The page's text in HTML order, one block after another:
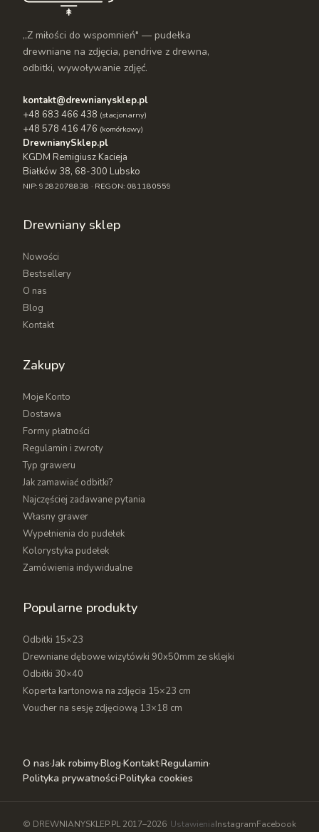
„Z miłości do wspomnień" — pudełka
drewniane na zdjęcia, pendrive z drewna,
odbitki, wywoływanie zdjęć.
kontakt@drewnianysklep.pl
+48 683 466 438 (stacjonarny)
+48 578 416 476 (komórkowy)
DrewnianySklep.pl
KGDM Remigiusz Kacieja
Białków 38, 68-300 Lubsko
NIP: 9282078838 · REGON: 081180559
Drewniany sklep
Nowości
Bestsellery
O nas
Blog
Kontakt
Zakupy
Moje Konto
Dostawa
Formy płatności
Regulamin i zwroty
Typ graweru
Jak zamawiać odbitki?
Najczęściej zadawane pytania
Własny grawer
Wypełnienia do pudełek
Kolorystyka pudełek
Zamówienia indywidualne
Popularne produkty
Odbitki 15×23
Drewniane dębowe wizytówki 90x50mm ze sklejki
Odbitki 30×40
Koperta kartonowa na zdjęcia 15×23 cm
Voucher na sesję zdjęciową 13×18 cm
O nas·Jak robimy·Blog·Kontakt·Regulamin·
Polityka prywatności·Polityka cookies
© DREWNIANYSKLEP.PL 2017–2026 UstawieniaInstagramFacebook